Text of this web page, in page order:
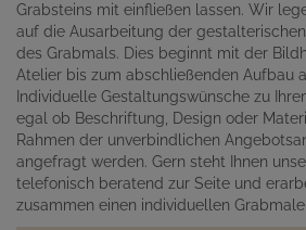
Grabsteins mit einfließen lassen. Wir
auf die Ausarbeitung der
des Grabmals. Dies beginnt mit der
Atelier bis zum abschließenden Aufbau
Individuelle Gestaltungswünsche zu
egal ob Beschriftung, Design oder
Rahmen der unverbindlichen
angefragt werden. Gern steht Ihnen
telefonisch beratend zur Seite und
zusammen einen individuellen